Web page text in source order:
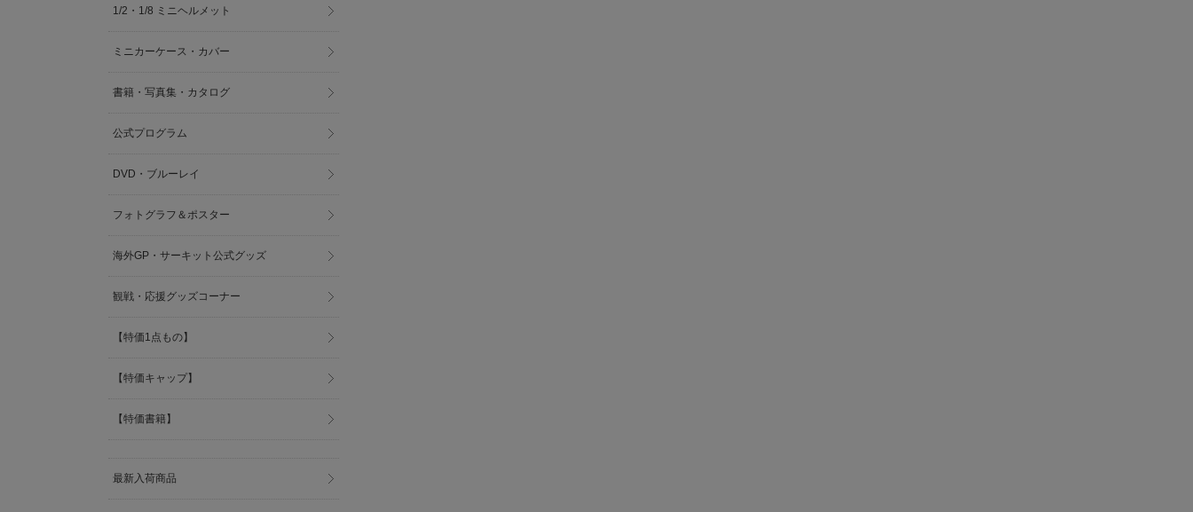
1/2・1/8 ミニヘルメット
ミニカーケース・カバー
書籍・写真集・カタログ
公式プログラム
DVD・ブルーレイ
フォトグラフ＆ポスター
海外GP・サーキット公式グッズ
観戦・応援グッズコーナー
【特価1点もの】
【特価キャップ】
【特価書籍】
最新入荷商品